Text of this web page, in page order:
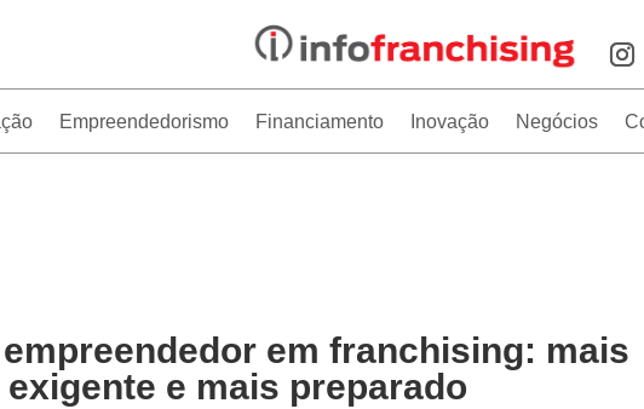
Empreendedorismo Financiamento Inovação Negócios
em franchising: mais
e mais preparado